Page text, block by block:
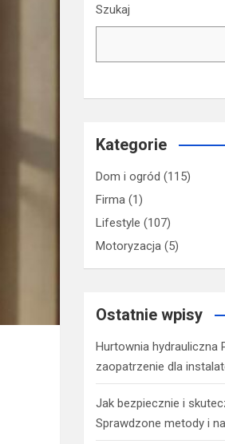
Szukaj
Kategorie
Dom i ogród (115)
Firma (1)
Lifestyle (107)
Motoryzacja (5)
Ostatnie wpisy
Hurtownia hydrauliczna
zaopatrzenie dla
Jak bezpiecznie i
Sprawdzone metody i